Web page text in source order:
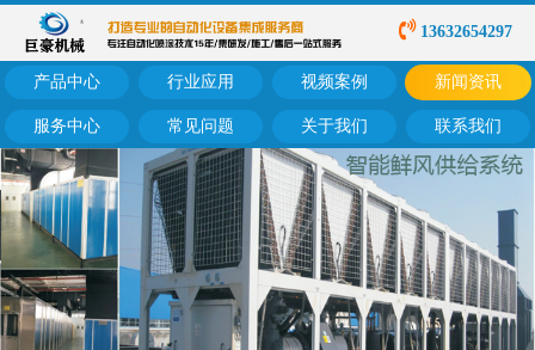
13632654297
产品中心 行业应用 视频案例 新闻资讯
服务中心 常见问题 关于我们 联系我们